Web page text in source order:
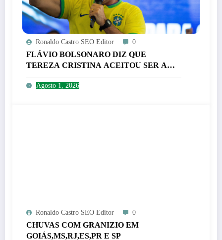
Ronaldo Castro SEO Editor 0
FLÁVIO BOLSONARO DIZ QUE
TEREZA CRISTINA ACEITOU SER A
SUA CANDIDATA A VICE
Agosto 1, 2026
Ronaldo Castro SEO Editor 0
CHUVAS COM GRANIZIO EM
GOIÁS,MS,RJ,ES,PR E SP